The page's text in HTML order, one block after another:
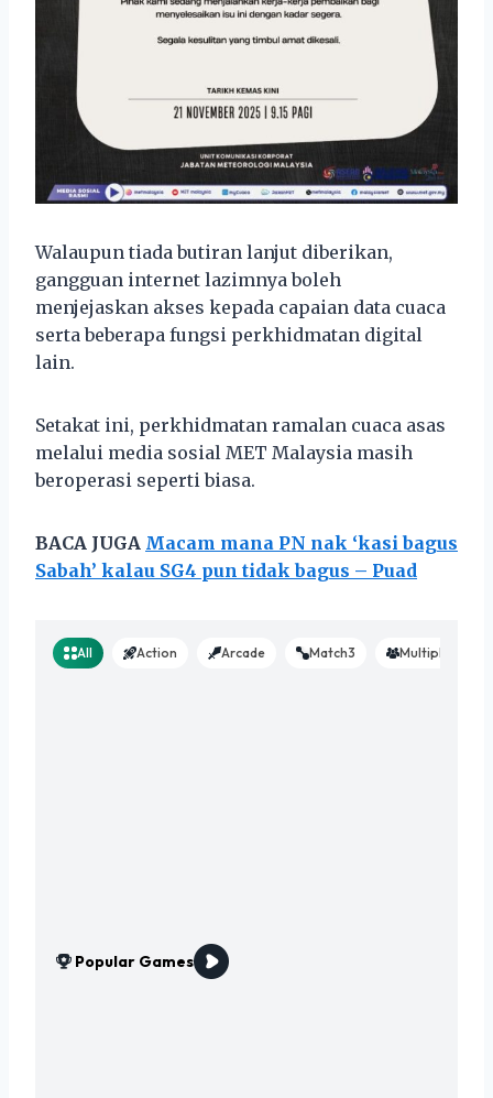
Walaupun tiada butiran lanjut diberikan,
gangguan internet lazimnya boleh
menjejaskan akses kepada capaian data cuaca
serta beberapa fungsi perkhidmatan digital
lain.
Setakat ini, perkhidmatan ramalan cuaca asas
melalui media sosial MET Malaysia masih
beroperasi seperti biasa.
BACA JUGA Macam mana PN nak ‘kasi bagus
Sabah’ kalau SG4 pun tidak bagus – Puad